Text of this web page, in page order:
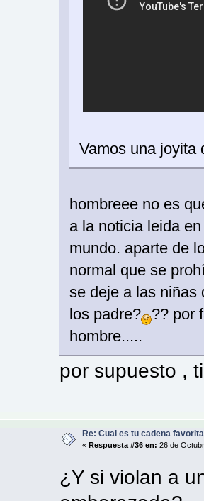
Vamos una joyita
hombreee no es
a la noticia leida
mundo. aparte de
normal que se
se deje a las niñas
los padre?
?? por
hombre.....
por supuesto ,
Re: Cual es tu cadena
«Respuesta #36 en: 26 de
¿Y si violan a